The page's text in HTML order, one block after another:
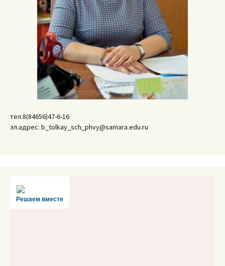
тел.8(84656)47-6-16
эл.адрес: b_tolkay_sch_phvy@samara.edu.ru
Решаем вместе